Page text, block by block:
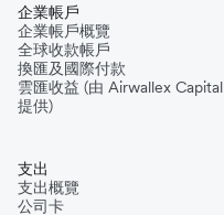
企業帳戶
企業帳戶概覽
全球收款帳戶
換匯及國際付款
雲匯收益 (由 Airwallex Capital
提供)
支出
支出概覽
公司卡